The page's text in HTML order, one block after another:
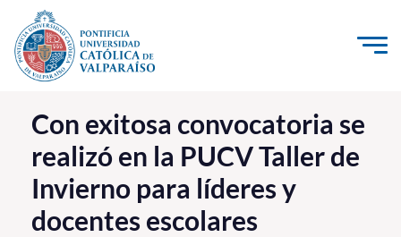
Click acá para ir directamente al contenido
La Universidad
Investigación, Creación e Innovación
PUCV Internacional
Vinculación con el Medio
Con exitosa convocatoria se
realizó en la PUCV Taller de
Invierno para líderes y
docentes escolares